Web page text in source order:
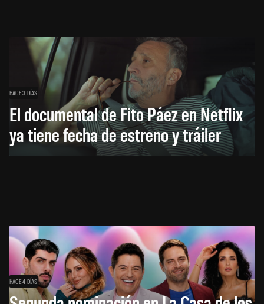
HACE 3 DÍAS
El documental de Fito Páez en Netflix
ya tiene fecha de estreno y tráiler
HACE 4 DÍAS